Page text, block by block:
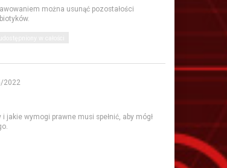
można usunąć pozostałości
2022
wymogi prawne musi spełnić, aby mógł